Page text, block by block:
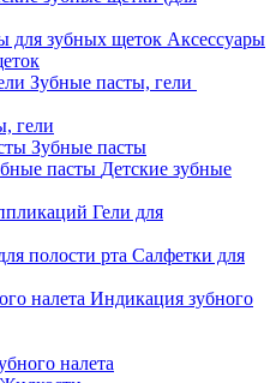
Аксессуары
Зубные пасты, гели
гели
Зубные пасты
Детские зубные
Гели для
Салфетки для
Индикация зубного
налета